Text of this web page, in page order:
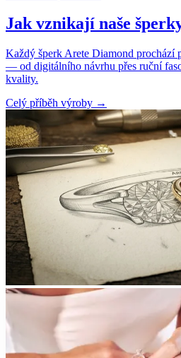
Jak vznikají naše
Každý šperk Arete Diamond prochází
— od digitálního návrhu přes ruční
kvality.
Celý příběh výroby →